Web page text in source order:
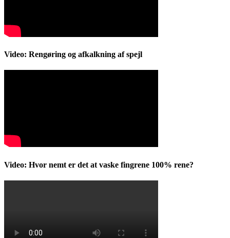
Video: Rengøring og afkalkning af spejl
Video: Hvor nemt er det at vaske fingrene 100% rene?